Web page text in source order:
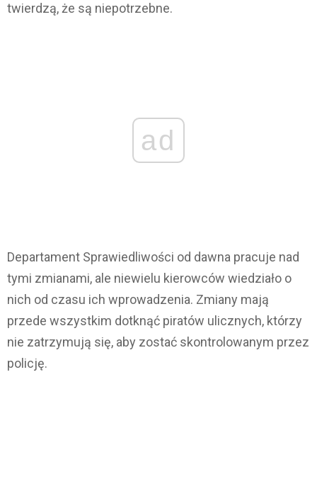
twierdzą, że są niepotrzebne.
ad
Departament Sprawiedliwości od dawna pracuje nad
tymi zmianami, ale niewielu kierowców wiedziało o
nich od czasu ich wprowadzenia. Zmiany mają
przede wszystkim dotknąć piratów ulicznych, którzy
nie zatrzymują się, aby zostać skontrolowanym przez
policję.